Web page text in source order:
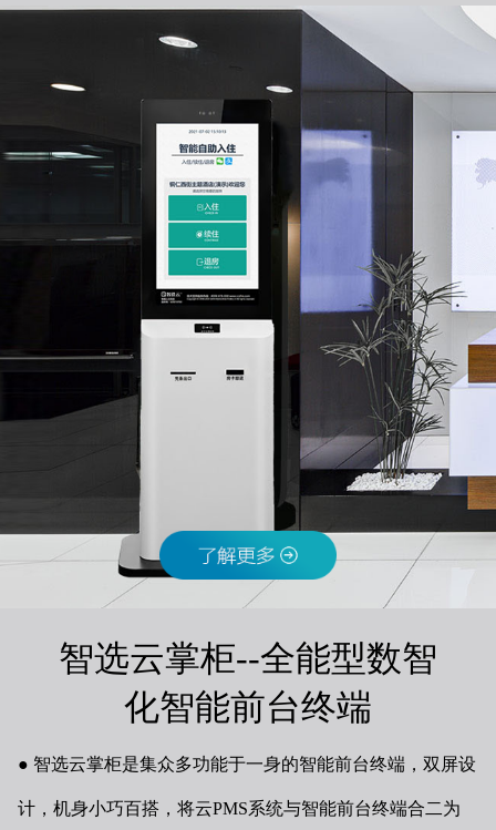
智选云掌柜--全能型数智
化智能前台终端
智选云掌柜是集众多功能于一身的智能前台终端，双屏设
计，机身小巧百搭，将云PMS系统与智能前台终端合二为